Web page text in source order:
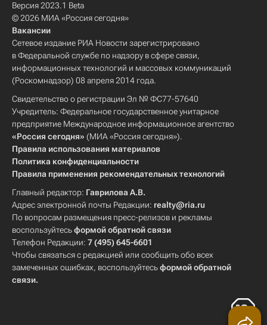
Версия 2023.1 Beta
© 2026 МИА «Россия сегодня»
Вакансии
Сетевое издание РИА Новости зарегистрировано
в Федеральной службе по надзору в сфере связи,
информационных технологий и массовых коммуникаций
(Роскомнадзор) 08 апреля 2014 года.
Свидетельство о регистрации Эл № ФС77-57640
Учредитель: Федеральное государственное унитарное
предприятие Международное информационное агентство
«Россия сегодня» (МИА «Россия сегодня»).
Правила использования материалов
Политика конфиденциальности
Правила применения рекомендательных технологий
Главный редактор: Гаврилова А.В.
Адрес электронной почты Редакции: realty@ria.ru
По вопросам размещения пресс-релизов и рекламы
воспользуйтесьформой обратной связи
Телефон Редакции: 7 (495) 645-6601
Чтобы связаться с редакцией или сообщить обо всех
замеченных ошибках, воспользуйтесьформой обратной
связи.